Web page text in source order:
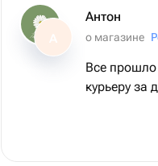
А
Антон
о магазине
Все прошло
курьеру за